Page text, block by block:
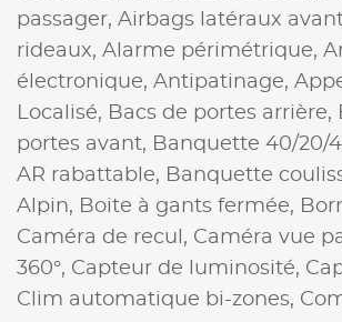
passager, Airbags latéraux
rideaux, Alarme périmétrique,
électronique, Antipatinage,
Localisé, Bacs de portes arrière,
portes avant, Banquette 40/20/
AR rabattable, Banquette
Alpin, Boite à gants fermée,
Caméra de recul, Caméra vue
360°, Capteur de luminosité,
Clim automatique bi-zones,